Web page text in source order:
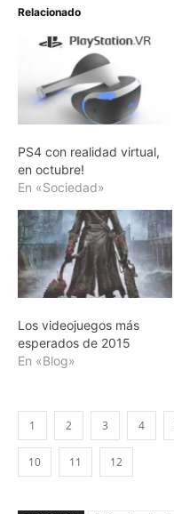
Relacionado
PS4 con realidad virtual,
en octubre!
En «Sociedad»
Los videojuegos más
esperados de 2015
En «Blog»
1 2 3 4
10 11 12